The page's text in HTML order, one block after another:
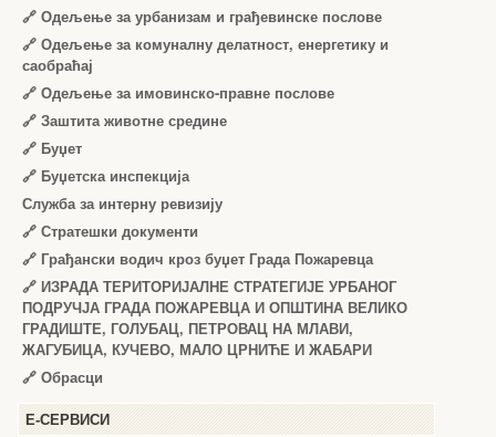
🔗 Одељење за урбанизам и грађевинске послове
🔗 Одељење за комуналну делатност, енергетику и
саобраћај
🔗 Одељење за имовинско-правне послове
🔗 Заштита животне средине
🔗 Буџет
🔗 Буџетска инспекција
Служба за интерну ревизију
🔗 Стратешки документи
🔗 Грађански водич кроз буџет Града Пожаревца
🔗 ИЗРАДА ТЕРИТОРИЈАЛНЕ СТРАТЕГИЈЕ УРБАНОГ
ПОДРУЧЈА ГРАДА ПОЖАРЕВЦА И ОПШТИНА ВЕЛИКО
ГРАДИШТЕ, ГОЛУБАЦ, ПЕТРОВАЦ НА МЛАВИ,
ЖАГУБИЦА, КУЧЕВО, МАЛО ЦРНИЋЕ И ЖАБАРИ
🔗 Обрасци
Е-СЕРВИСИ